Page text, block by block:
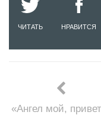
ЧИТАТЬ НРАВИТСЯ
«Ангел мой,